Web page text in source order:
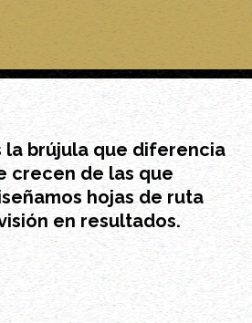
la brújula que diferencia
crecen de las que
hojas de ruta
en resultados.